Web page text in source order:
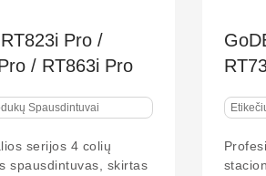
GoDEX RT700i Pro /
RT730i Pro
Etikečių, Lipdukų Spausdintuvai
Profesionalios serijos 4 colių
stacionarus spausdintuvas su